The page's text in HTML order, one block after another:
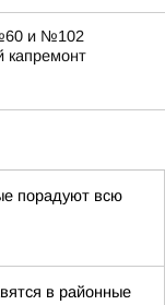
и №102
капремонт
порадуют всю
в районные